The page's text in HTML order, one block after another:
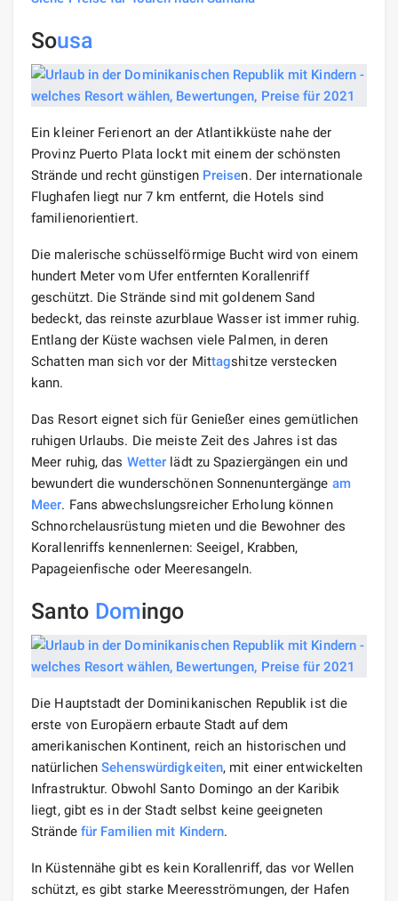
Sousa
Ein kleiner Ferienort an der Atlantikküste nahe der
Provinz Puerto Plata lockt mit einem der schönsten
Strände und recht günstigen Preisen. Der internationale
Flughafen liegt nur 7 km entfernt, die Hotels sind
familienorientiert.
Die malerische schüsselförmige Bucht wird von einem
hundert Meter vom Ufer entfernten Korallenriff
geschützt. Die Strände sind mit goldenem Sand
bedeckt, das reinste azurblaue Wasser ist immer ruhig.
Entlang der Küste wachsen viele Palmen, in deren
Schatten man sich vor der Mittagshitze verstecken
kann.
Das Resort eignet sich für Genießer eines gemütlichen
ruhigen Urlaubs. Die meiste Zeit des Jahres ist das
Meer ruhig, das Wetter lädt zu Spaziergängen ein und
bewundert die wunderschönen Sonnenuntergänge am
Meer. Fans abwechslungsreicher Erholung können
Schnorchelausrüstung mieten und die Bewohner des
Korallenriffs kennenlernen: Seeigel, Krabben,
Papageienfische oder Meeresangeln.
Santo Domingo
Die Hauptstadt der Dominikanischen Republik ist die
erste von Europäern erbaute Stadt auf dem
amerikanischen Kontinent, reich an historischen und
natürlichenSehenswürdigkeiten, mit einer entwickelten
Infrastruktur. Obwohl Santo Domingo an der Karibik
liegt, gibt es in der Stadt selbst keine geeigneten
Strände für Familien mit Kindern.
In Küstennähe gibt es kein Korallenriff, das vor Wellen
schützt, es gibt starke Meeresströmungen, der Hafen